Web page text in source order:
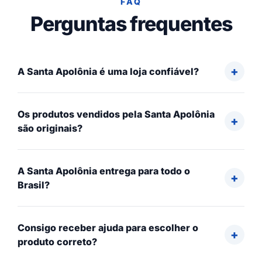
Perguntas frequentes
A Santa Apolônia é uma loja confiável?
Os produtos vendidos pela Santa Apolônia
são originais?
A Santa Apolônia entrega para todo o
Brasil?
Consigo receber ajuda para escolher o
produto correto?